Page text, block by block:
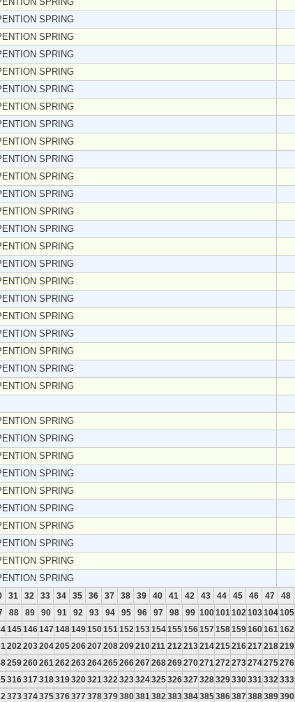
SPRING
SPRING
SPRING
SPRING
SPRING
SPRING
SPRING
SPRING
SPRING
SPRING
SPRING
SPRING
SPRING
SPRING
SPRING
SPRING
SPRING
SPRING
SPRING
SPRING
SPRING
SPRING
SPRING
SPRING
SPRING
SPRING
SPRING
SPRING
SPRING
SPRING
SPRING
SPRING
31 32 33 34 35 36 37 38 39 40 41 42 43 44 45 46 47 48
88 89 90 91 92 93 94 95 96 97 98 99 100101 102 103104105
145146147148149150151 152 153154155156157158159160161 162
202 203204205206207208209210211 212 213214215216217218219
259260261 262 263264265266267268269270271 272 273274275276
316317318319320321 322 323324325326327328329330331 332 333
373374375376377378379380381 382 383384385386387388389390